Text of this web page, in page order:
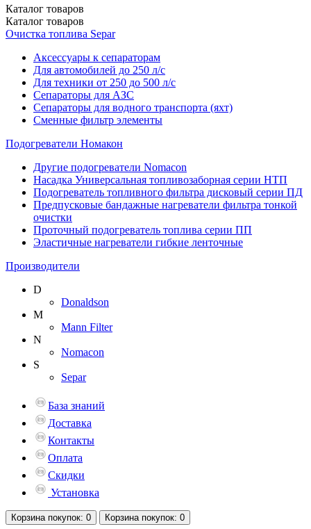
Каталог товаров
Каталог товаров
Очистка топлива Separ
Аксессуары к сепараторам
Для автомобилей до 250 л/с
Для техники от 250 до 500 л/с
Сепараторы для АЗС
Сепараторы для водного транспорта (яхт)
Сменные фильтр элементы
Подогреватели Номакон
Другие подогреватели Nomacon
Насадка Универсальная топливозаборная серии НТП
Подогреватель топливного фильтра дисковый серии ПД
Предпусковые бандажные нагреватели фильтра тонкой
очистки
Проточный подогреватель топлива серии ПП
Эластичные нагреватели гибкие ленточные
Производители
D
Donaldson
M
Mann Filter
N
Nomacon
S
Separ
База знаний
Доставка
Контакты
Оплата
Скидки
Установка
Корзинапокупок: 0 Корзинапокупок: 0